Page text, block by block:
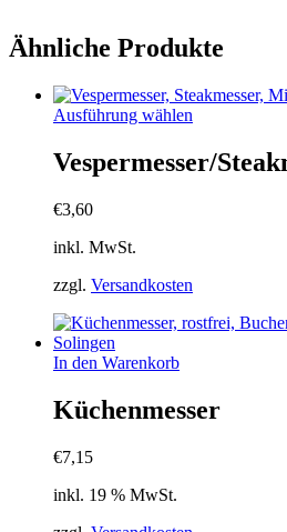
Ähnliche Produkte
Ausführung wählen
weist
mehrere
auf
der
Produktseite
Vespermesser/
€3,60
inkl. MwSt.
zzgl. Versandkosten
In den Warenkorb
Küchenmesser
€7,15
inkl. 19 % MwSt.